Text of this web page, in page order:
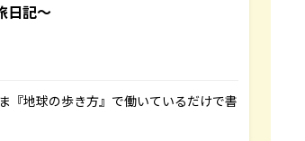
日記～
『地球の歩き方』で働いているだけで書